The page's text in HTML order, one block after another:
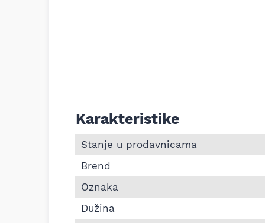
Informacije o Pk kaiš Continental
Karakteristike
Stanje u prodavnicama
Brend
Oznaka
Dužina